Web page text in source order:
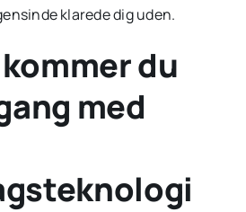
klarede dig uden.
du
med